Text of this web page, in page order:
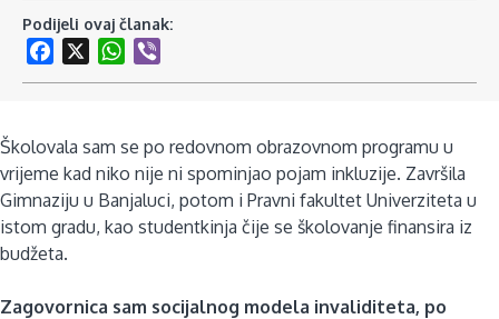
Podijeli ovaj članak:
Facebook
WhatsApp
Školovala sam se po redovnom obrazovnom programu u
vrijeme kad niko nije ni spominjao pojam inkluzije. Završila
Gimnaziju u Banjaluci, potom i Pravni fakultet Univerziteta u
istom gradu, kao studentkinja čije se školovanje finansira iz
budžeta.
Zagovornica sam socijalnog modela invaliditeta, po